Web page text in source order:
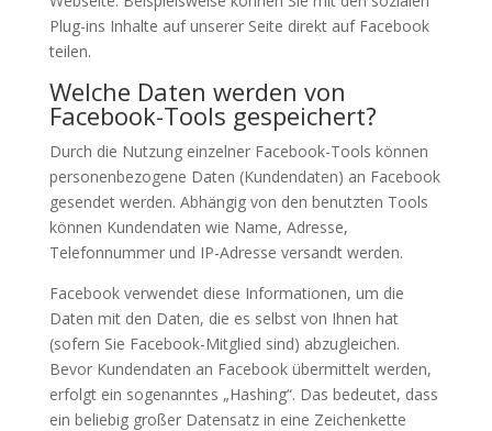
Plug-ins Inhalte auf unserer Seite direkt auf Facebook
teilen.
Welche Daten werden von
Facebook-Tools gespeichert?
Durch die Nutzung einzelner Facebook-Tools können
personenbezogene Daten (Kundendaten) an Facebook
gesendet werden. Abhängig von den benutzten Tools
können Kundendaten wie Name, Adresse,
Telefonnummer und IP-Adresse versandt werden.
Facebook verwendet diese Informationen, um die
Daten mit den Daten, die es selbst von Ihnen hat
(sofern Sie Facebook-Mitglied sind) abzugleichen.
Bevor Kundendaten an Facebook übermittelt werden,
erfolgt ein sogenanntes „Hashing“. Das bedeutet, dass
ein beliebig großer Datensatz in eine Zeichenkette